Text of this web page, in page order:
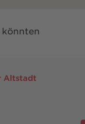
Altstadt